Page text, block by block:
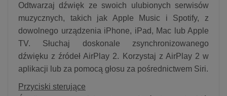
Odtwarzaj dźwięk ze swoich ulubionych serwisów
muzycznych, takich jak Apple Music i Spotify, z
dowolnego urządzenia iPhone, iPad, Mac lub Apple
TV. Słuchaj doskonale zsynchronizowanego
dźwięku z źródeł AirPlay 2. Korzystaj z AirPlay 2 w
aplikacji lub za pomocą głosu za pośrednictwem Siri.
Przyciski sterujące